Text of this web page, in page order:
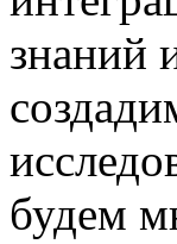
знаний
будем